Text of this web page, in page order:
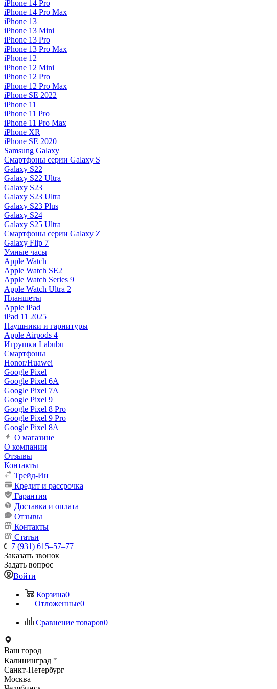
iPhone 14 Pro
iPhone 14 Pro Max
iPhone 13
iPhone 13 Mini
iPhone 13 Pro
iPhone 13 Pro Max
iPhone 12
iPhone 12 Mini
iPhone 12 Pro
iPhone 12 Pro Max
iPhone SE 2022
iPhone 11
iPhone 11 Pro
iPhone 11 Pro Max
iPhone XR
iPhone SE 2020
Samsung Galaxy
Смартфоны серии Galaxy S
Galaxy S22
Galaxy S22 Ultra
Galaxy S23
Galaxy S23 Ultra
Galaxy S23 Plus
Galaxy S24
Galaxy S25 Ultra
Смартфоны серии Galaxy Z
Galaxy Flip 7
Умные часы
Apple Watch
Apple Watch SE2
Apple Watch Series 9
Apple Watch Ultra 2
Планшеты
Apple iPad
iPad 11 2025
Наушники и гарнитуры
Apple Airpods 4
Игрушки Labubu
Смартфоны
Honor/Huawei
Google Pixel
Google Pixel 6A
Google Pixel 7А
Google Pixel 9
Google Pixel 8 Pro
Google Pixel 9 Pro
Google Pixel 8A
О магазине
О компании
Отзывы
Контакты
Трейд-Ин
Кредит и рассрочка
Гарантия
Доставка и оплата
Отзывы
Контакты
Статьи
+7 (931) 615‒57‒77
Заказать звонок
Задать вопрос
Войти
Корзина0
Отложенные0
Сравнение товаров0
Ваш город
Калининград
Санкт-Петербург
Москва